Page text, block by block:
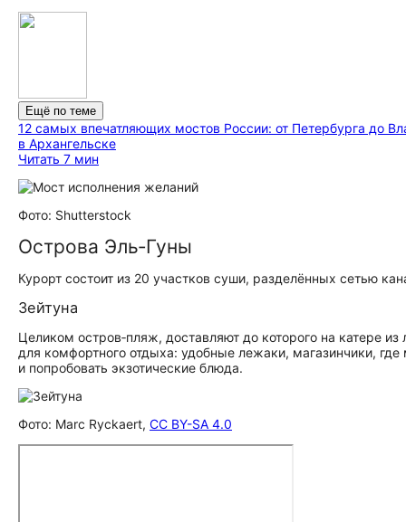
Ещё по теме
12 самых впечатляющих мостов России: от Петербурга до
в Архангельске
Читать 7 мин
Фото: Shutterstock
Острова Эль‑Гуны
Курорт состоит из 20 участков суши, разделённых сетью
Зейтуна
Целиком остров‑пляж, доставляют до которого на катере
для комфортного отдыха: удобные лежаки, магазинчики,
и попробовать экзотические блюда.
Фото: Marc Ryckaert, CC BY-SA 4.0